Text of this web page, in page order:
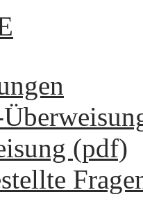
(pdf)